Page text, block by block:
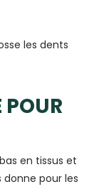
les dents
POUR
en tissus et
donne pour les